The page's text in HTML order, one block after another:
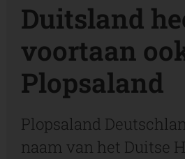
Duitsland
voortaan
Plopsaland
Plopsaland
naam van het Duitse